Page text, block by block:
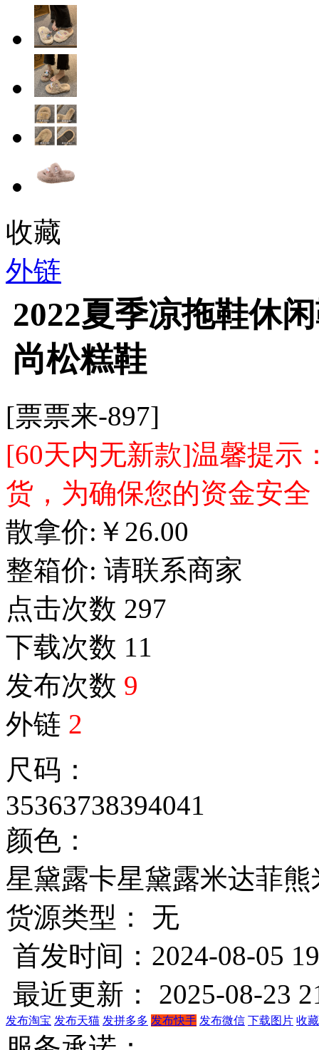
收藏
外链
2022夏季凉拖鞋休
尚松糕鞋
[票票来-897]
[60天内无新款]温馨提示
货，为确保您的资金安
散拿价: ￥ 26.00
整箱价: 请联系商家
点击次数 297
下载次数 11
发布次数 9
外链 2
尺码：
35363738394041
颜色：
星黛露卡星黛露米达菲熊
货源类型： 无
首发时间：2024-08-05
最近更新： 2025-08-23
发布淘宝 发布天猫 发拼多多 发布快手 发布微信 下载图片 收